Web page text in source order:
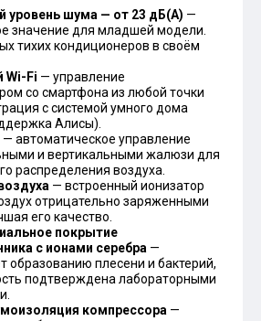
уровень шума — от 23 дБ(А) —
значение для младшей модели.
тихих кондиционеров в своём
Wi-Fi — управление
со смартфона из любой точки
с системой умного дома
Алисы).
— автоматическое управление
и вертикальными жалюзи для
распределения воздуха.
— встроенный ионизатор
отрицательно заряженными
его качество.
покрытие
с ионами серебра —
образованию плесени и бактерий,
подтверждена лабораторными
компрессора —